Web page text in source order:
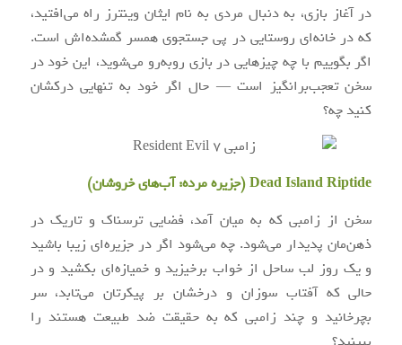
در آغاز بازی، به دنبال مردی به نام ایثان وینترز راه می‌افتید،
که در خانه‌ای روستایی در پی جستجوی همسر گمشده‌اش است.
اگر بگوییم با چه چیزهایی در بازی روبه‌رو می‌شوید، این خود در
سخن تعجب‌برانگیز است — حال اگر خود به تنهایی درکشان
کنید چه؟
Dead Island Riptide ( جزیره مرده: آب‌های خروشان)
سخن از زامبی که به میان آمد، فضایی ترسناک و تاریک در
ذهن‌مان پدیدار می‌شود. چه می‌شود اگر در جزیره‌ای زیبا باشید
و یک روز لب ساحل از خواب برخیزید و خمیازه‌ای بکشید و در
حالی که آفتاب سوزان و درخشان بر پیکرتان می‌تابد، سر
بچرخانید و چند زامبی که به حقیقت ضد طبیعت هستند را